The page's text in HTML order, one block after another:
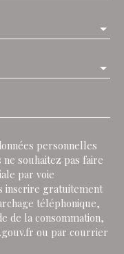
personnelles
ne souhaitez pas faire
par voie
inscrire gratuitement
téléphonique,
de la consommation,
ou par courrier